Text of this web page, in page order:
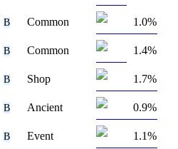
B Common 1.0%
B Common 1.4%
B Shop 1.7%
B Ancient 0.9%
B Event 1.1%